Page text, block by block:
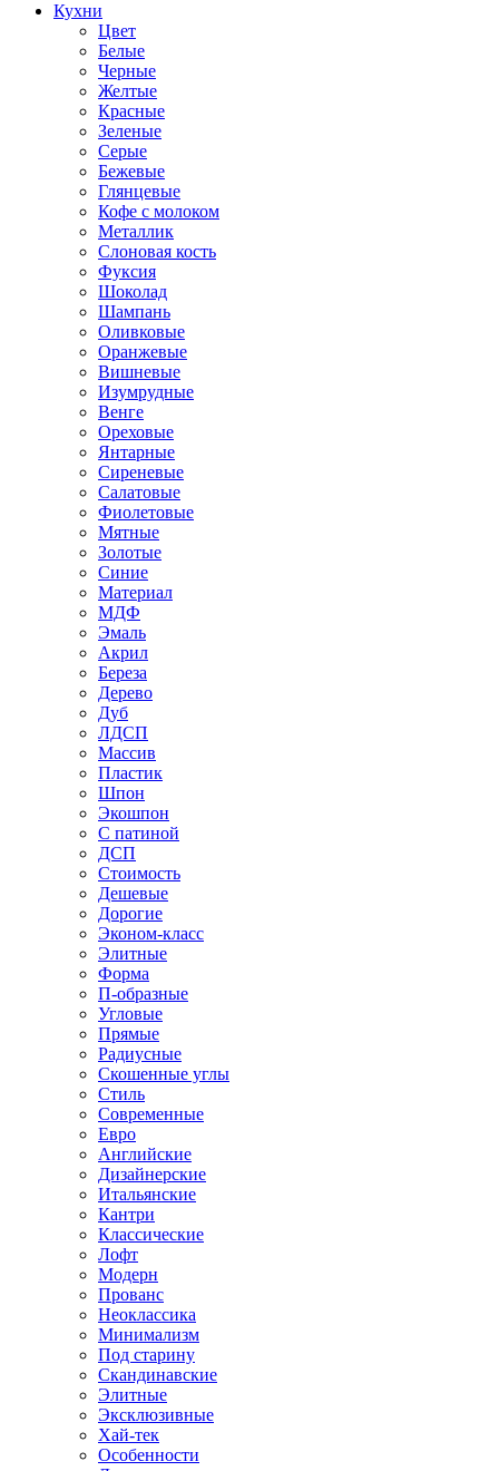
Кухни
Цвет
Белые
Черные
Желтые
Красные
Зеленые
Серые
Бежевые
Глянцевые
Кофе с молоком
Металлик
Слоновая кость
Фуксия
Шоколад
Шампань
Оливковые
Оранжевые
Вишневые
Изумрудные
Венге
Ореховые
Янтарные
Сиреневые
Салатовые
Фиолетовые
Мятные
Золотые
Синие
Материал
МДФ
Эмаль
Акрил
Береза
Дерево
Дуб
ЛДСП
Массив
Пластик
Шпон
Экошпон
С патиной
ДСП
Стоимость
Дешевые
Дорогие
Эконом-класс
Элитные
Форма
П-образные
Угловые
Прямые
Радиусные
Скошенные углы
Стиль
Современные
Евро
Английские
Дизайнерские
Итальянские
Кантри
Классические
Лофт
Модерн
Прованс
Неоклассика
Минимализм
Под старину
Скандинавские
Элитные
Эксклюзивные
Хай-тек
Особенности